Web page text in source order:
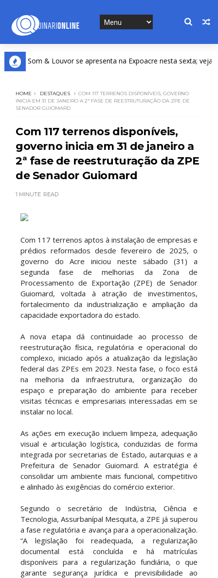
Som & Louvor se apresenta na Expoacre nesta sexta; veja
HOME DESTAQUES
COM 117 TERRENOS DISPONÍVEIS, GOVERNO
INICIA EM 31 DE JANEIRO A 2ª FASE DE REESTRUTURAÇÃO DA ZPE DE
SENADOR GUIOMARD
Com 117 terrenos disponíveis,
governo inicia em 31 de janeiro a
2ª fase de reestruturação da ZPE
de Senador Guiomard
1 MINUTE READ
Com 117 terrenos aptos à instalação de empresas e
prédios reformados desde fevereiro de 2025, o
governo do Acre iniciou neste sábado (31) a
segunda fase de melhorias da Zona de
Processamento de Exportação (ZPE) de Senador
Guiomard, voltada à atração de investimentos,
fortalecimento da industrialização e ampliação da
capacidade exportadora do estado.
A nova etapa dá continuidade ao processo de
reestruturação física, regulatória e operacional do
complexo, iniciado após a atualização da legislação
federal das ZPEs em 2023. Nesta fase, o foco está
na melhoria da infraestrutura, organização do
espaço e preparação do ambiente para receber
visitas técnicas e empresariais interessadas em se
instalar no local.
As ações em execução incluem limpeza, adequação
visual e articulação logística, conduzidas de forma
integrada por secretarias de Estado, autarquias e a
Prefeitura de Senador Guiomard. A estratégia é
consolidar um ambiente mais funcional, competitivo
e alinhado às exigências do comércio exterior.
Segundo o secretário de Indústria, Ciência e
Tecnologia, Assurbanípal Mesquita, a ZPE já superou
a fase regulatória e avança para a operacionalização.
“A legislação foi readequada, a regularização
documental está concluída e há matrículas
disponíveis para a regularização fundiária, o que
garante segurança jurídica e previsibilidade ao